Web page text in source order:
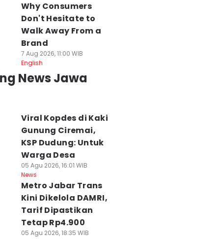
Why Consumers
Don't Hesitate to
Walk Away From a
Brand
7 Aug 2026, 11:00 WIB
English
News Jawa
Viral Kopdes di Kaki
Gunung Ciremai,
KSP Dudung: Untuk
Warga Desa
05 Agu 2026, 16:01 WIB
News
Metro Jabar Trans
Kini Dikelola DAMRI,
Tarif Dipastikan
Tetap Rp4.900
05 Agu 2026, 18:35 WIB